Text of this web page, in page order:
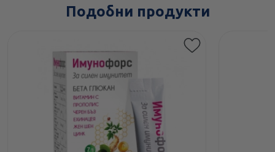
Подобни продукти